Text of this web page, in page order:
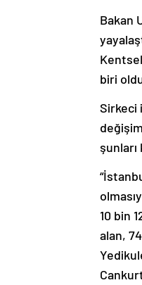
Bakan
biri
Sirkeci
10 bin
alan,